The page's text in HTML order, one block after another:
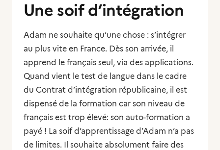
Une soif d’intégration
Adam ne souhaite qu’une chose : s’intégrer
au plus vite en France. Dès son arrivée, il
apprend le français seul, via des applications.
Quand vient le test de langue dans le cadre
du Contrat d’intégration républicaine, il est
dispensé de la formation car son niveau de
français est trop élevé: son auto-formation a
payé ! La soif d’apprentissage d’Adam n’a pas
de limites. Il souhaite absolument faire des